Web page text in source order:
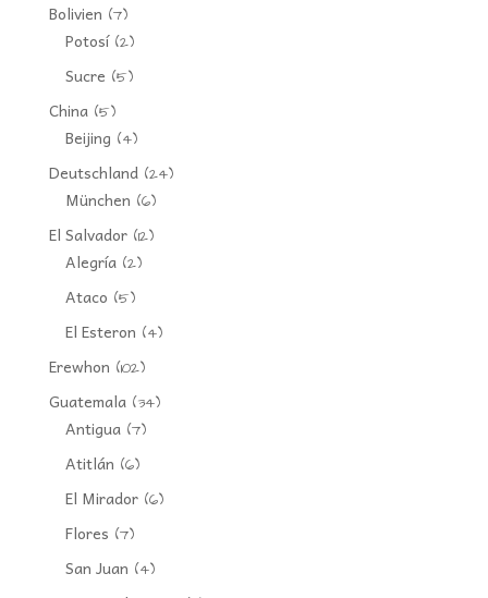
Bolivien (7)
Potosí(2)
Sucre (5)
China(5)
Beijing (4)
Deutschland(24)
München (6)
El Salvador(12)
Alegría(2)
Ataco (5)
El Esteron (4)
Erewhon (102)
Guatemala(34)
Antigua(7)
Atitlán (6)
El Mirador(6)
Flores (7)
San Juan (4)